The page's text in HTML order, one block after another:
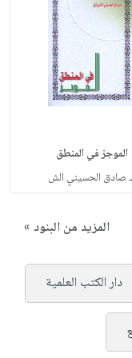
الموجز في المنطق
صادق الحسيني الش
المزيد من البنود »
دار الكتب العلمية